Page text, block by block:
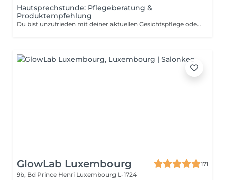
Hautsprechstunde: Pflegeberatung &
Produktempfehlung
Du bist unzufrieden mit deiner aktuellen Gesichtspflege oder möchtest deine Routine an deine Hautbedürfnisse anpassen? Dann ist dieser Termin genau richtig für dich. In einer ca. 30-minütigen Pflegeberatung schauen wir uns gemeinsam an, was deine Haut braucht und welche Produkte aus unserem Clean Beauty Sortiment perfekt zu dir passen. Wir nehmen uns Zeit, hören zu und empfehlen dir eine Pflege, die nicht nur zu deinem Hauttyp passt, sondern dich auch langfristig unterstützt für eine gesunde, strahlende Haut. Die Beratung kostet 50 Euro, wird dir aber bei einem Produktkauf ab 50 Euro vollständig angerechnet. Das heißt: Wenn du dich für passende Produkte entscheidest, ist dieser Termin für dich kostenlos. Die empfohlene Pflege kannst du direkt im Anschluss mitnehmen und direkt in deinen Alltag integrieren.
GlowLab Luxembourg
171
9b, Bd Prince Henri Luxembourg L-1724